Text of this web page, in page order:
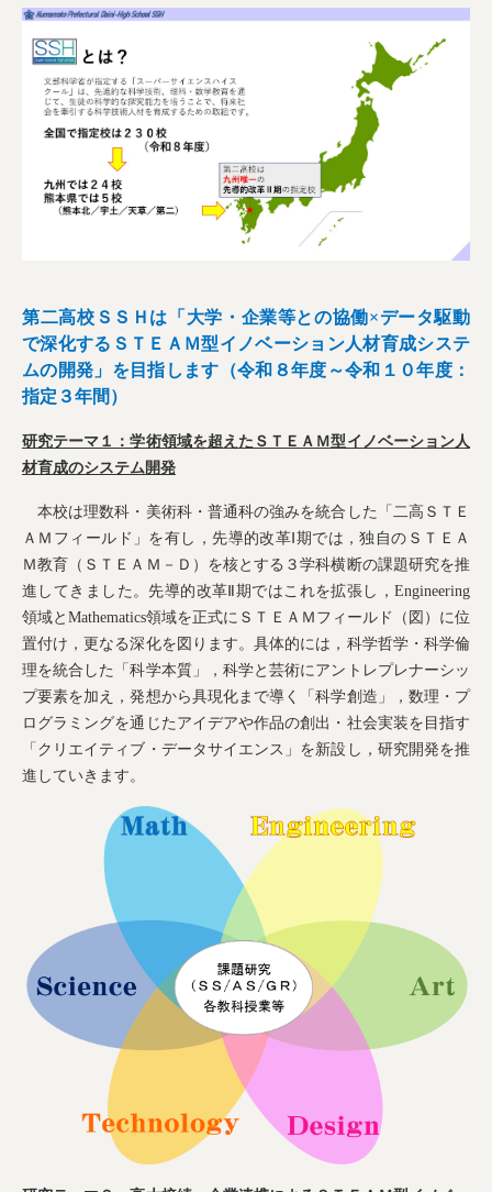
第二高校ＳＳＨは「大学・企業等との協働×データ駆動
で深化するＳＴＥＡＭ型イノベーション人材育成システ
ムの開発」を目指します（令和８年度～令和１０年度：
指定３年間）
研究テーマ１：学術領域を超えたＳＴＥＡＭ型イノベーション人
材育成のシステム開発
本校は理数科・美術科・普通科の強みを統合した「二高ＳＴＥ
ＡＭフィールド」を有し，先導的改革Ⅰ期では，独自のＳＴＥＡ
Ｍ教育（ＳＴＥＡＭ－Ｄ）を核とする３学科横断の課題研究を推
進してきました。先導的改革Ⅱ期ではこれを拡張し，Engineering
領域とMathematics領域を正式にＳＴＥＡＭフィールド（図）に位
置付け，更なる深化を図ります。具体的には，科学哲学・科学倫
理を統合した「科学本質」，科学と芸術にアントレプレナーシッ
プ要素を加え，発想から具現化まで導く「科学創造」，数理・プ
ログラミングを通じたアイデアや作品の創出・社会実装を目指す
「クリエイティブ・データサイエンス」を新設し，研究開発を推
進していきます。